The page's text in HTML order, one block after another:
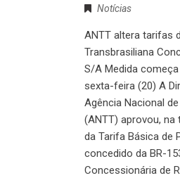
Notícias
ANTT altera tarifas
Transbrasiliana
S/A Medida
sexta-feira (20) A
Agência Nacional
(ANTT) aprovou,
da Tarifa Básica de
concedido da BR-
Concessionária de